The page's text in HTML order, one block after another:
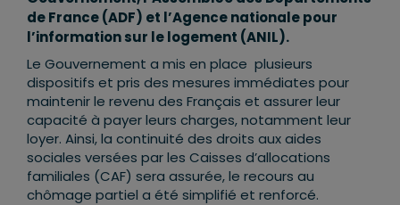
de France (ADF) et l’Agence nationale pour
l’information sur le logement (ANIL).
Le Gouvernement a mis en place plusieurs
dispositifs et pris des mesures immédiates pour
maintenir le revenu des Français et assurer leur
capacité à payer leurs charges, notamment leur
loyer. Ainsi, la continuité des droits aux aides
sociales versées par les Caisses d’allocations
familiales (CAF) sera assurée, le recours au
chômage partiel a été simplifié et renforcé.